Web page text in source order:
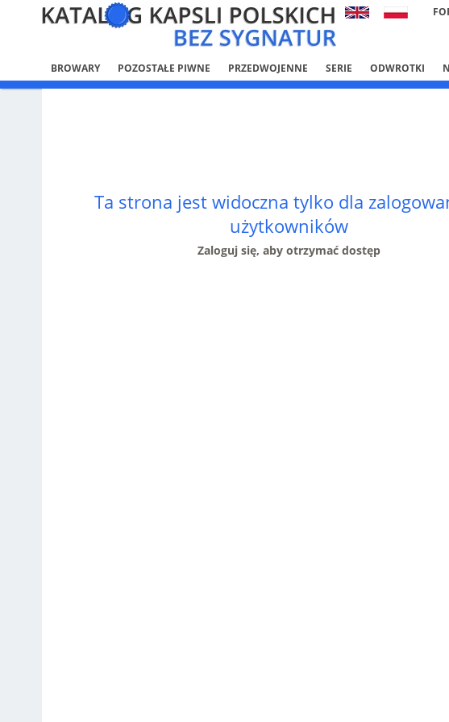
BROWARY POZOSTAŁE PIWNE PRZEDWOJENNE SERIE ODWROTKI
Ta strona jest widoczna tylko dla
użytkowników
Zaloguj się, aby otrzymać dostęp